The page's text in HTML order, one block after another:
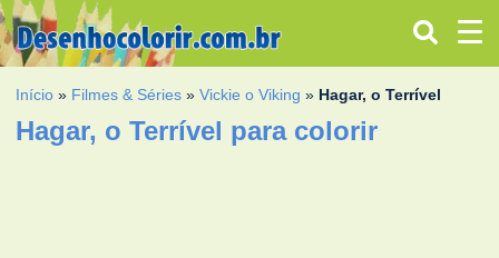
Início » Filmes & Séries »Vickie o Viking » Hagar, o Terrível
Hagar, o Terrível para colorir